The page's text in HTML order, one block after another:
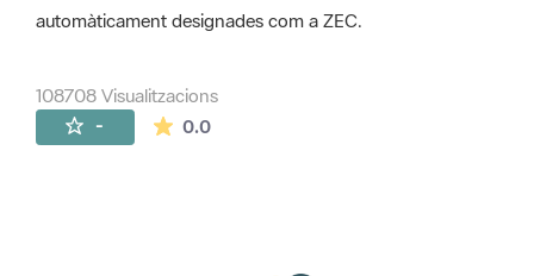
automàticament designades com a ZEC.
108708 Visualitzacions
- 0.0La mitjana de les valoracions és de 0